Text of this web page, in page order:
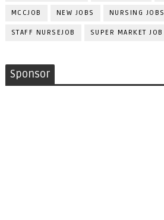
MCCJOB NEW JOBS NURSING JOBS
STAFF NURSEJOB SUPER MARKET JOB
Sponsor